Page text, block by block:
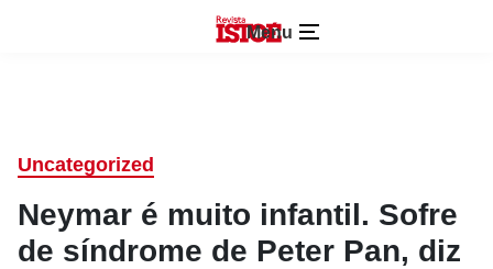
Menu
Uncategorized
Neymar é muito infantil. Sofre
de síndrome de Peter Pan, diz